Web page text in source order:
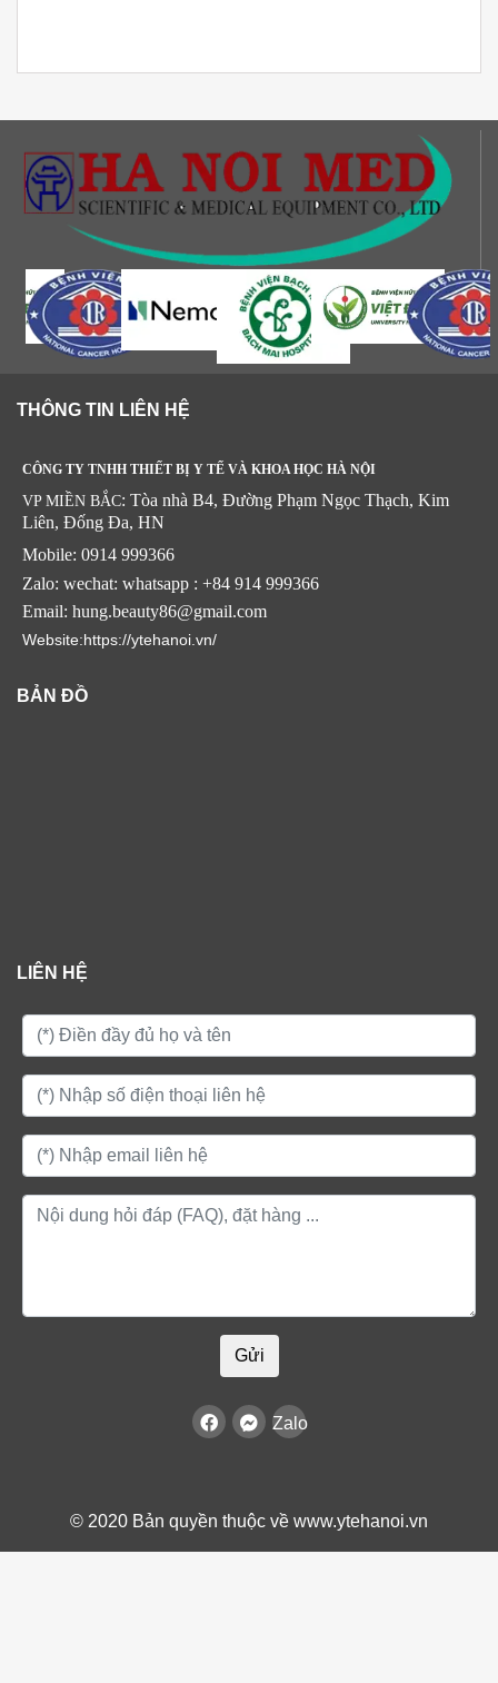
THÔNG TIN LIÊN HỆ
CÔNG TY TNHH THIẾT BỊ Y TẾ VÀ KHOA HỌC HÀ NỘI
VP MIỀN BẮC: Tòa nhà B4, Đường Phạm Ngọc Thạch, Kim
Liên, Đống Đa, HN
Mobile: 0914 999366
Zalo: wechat: whatsapp : +84 914 999366
Email: hung.beauty86@gmail.com
Website:https://ytehanoi.vn/
BẢN ĐỒ
LIÊN HỆ
Gửi
Zalo
© 2020 Bản quyền thuộc về www.ytehanoi.vn